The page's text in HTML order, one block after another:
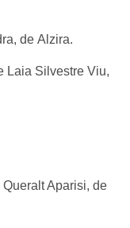
de Alzira.
Laia Silvestre Viu,
Queralt Aparisi, de